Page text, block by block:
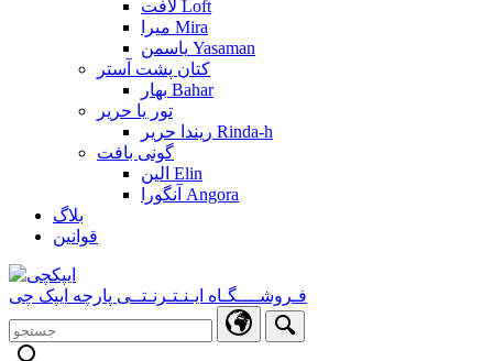
لافت Loft
میرا Mira
یاسمن Yasaman
کتان پشت آستر
بهار Bahar
تور یا حریر
ریندا حریر Rinda-h
گونی بافت
الین Elin
آنگورا Angora
بلاگ
قوانین
فـروشــــگـاه ایـنـتـرنـتــی پارچه ایپک چی